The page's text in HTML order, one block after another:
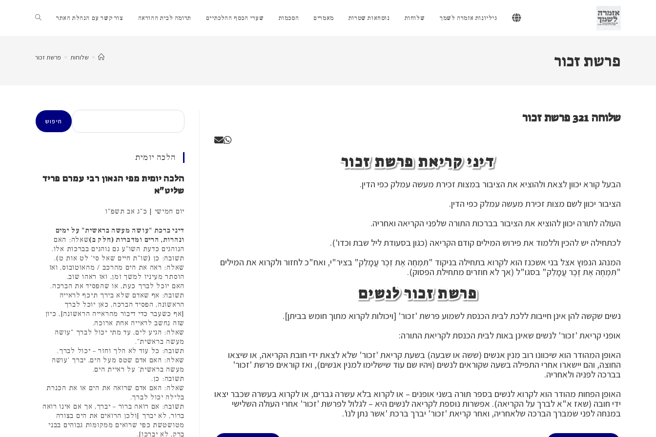
גיליונות אזמרה לשמך שלוחות נוסחאות שטרות מאמרים הסכמות שערי הכסף ההלכתיים תרומה לבית ההוראה צור קשר עם הנהלת האתר Toggle
website פרשת זכור > שלוחות > פרשת זכור
שלוחה 321 פרשת זכור
דיני קריאת פרשת זכור
הבעל קורא יכוון לצאת ולהוציא את הציבור במצות זכירת מעשה עמלק כפי הדין.
הציבור יכוון לשם מצות זכירת מעשה עמלק כפי הדין.
העולה לתורה יכוון להוציא את הציבור בברכות התורה שלפני הקריאה ואחריה.
לכתחילה יש להכין וללמוד את פירוש המילים קודם הקריאה (כגון בסעודת ליל שבת וכדו').
המנהג הנפוץ אצל בני אשכנז הוא לקרוא בתחילה בניקוד "תִּמְחֶה אֶת זֵכֶר עֲמָלֵק" בציר"י, ואח"כ לחזור ולקרוא את המילים
"תִּמְחֶה אֶת זֶכֶר עֲמָלֵק" בסגו"ל (אך לא חוזרים מתחילת הפסוק).
פרשת זכור לנשים
נשים שקשה להן אינן חייבות ללכת לבית הכנסת לשמוע פרשת 'זכור' [ויכולות לקרוא מתוך חומש בביתן].
אופני קריאת 'זכור' לנשים שאינן באות לבית הכנסת לקריאת התורה:
האופן המהודר הוא שיכוונו רוב מנין אנשים (ששה או שבעה) בשעת קריאת 'זכור' שלא לצאת ידי חובת הקריאה, או שיצאו
החוצה, והם יישארו אחרי התפילה בשעה שקוראים לנשים (ויהיו שם עוד שישלימו למנין אנשים), ואז קוראים פרשת 'זכור'
בברכה לפניה ולאחריה.
האופן הפחות מהודר הוא לקרוא לנשים בספר תורה בשני אופנים – או לקרוא בלא עשרה גברים, או לקרוא בעשרה שכבר יצאו
ידי חובה (שאז א"א לברך על הקריאה). אפשרות נוספת לקריאה לנשים היא – לגלול לפרשת 'זכור' אחרי העולה השלישי
במנחה לפני שמברך הברכה שלאחריה, ואחר קריאת 'זכור' יברך ברכת 'אשר נתן לנו'.
חיפוש
חיפוש
הלכה יומית
הלכה יומית מפי הגאון רבי עמרם פריד
שליט"א
יום חמישי | כ"ג אב תשפ"ו
דיני ברכת "עושה מעשה בראשית" על ימים
ונהרות, הרים ומדברות (חלק ב)שאלה: האם
הנוהגים כדעת השו"ע גם נוהגים בברכות אלו.
תשובה: כן (שו"ת חיים שאל סי' לט אות ט).
שאלה: ראה את הים מהרכב / מהאוטובוס, ואז
הוסתר מעיניו למשך זמן, ואז ראהו שוב.
האם יוכל לברך כעת, או שהפסיד את הברכה.
תשובה: אף שאדם שלא בירך תיכף לראייה
הראשונה, הפסיד הברכה, כאן יוכל לברך
[אף כשעבר כדי דיבור מהראייה הראשונה], כיון
שזה נחשב לראייה אחת ארוכה.
שאלה: הגיע לים, עד מתי יכול לברך "עושה
מעשה בראשית".
תשובה: כל עוד לא הלך וחזר – יכול לברך.
שאלה: האם אדם שטס מעל הים, יברך 'עושה
מעשה בראשית' על ראיית הים.
תשובה: כן.
שאלה: האם אדם שרואה את הים או את הכנרת
בלילה יכול לברך.
תשובה: אם רואה ברור – יברך, אך אם אינו רואה
ברור, לא יברך [ולכן הרואים את הים בצורה
מטושטשת כפי שרואים ממקומות גבוהים בבני
ברק, לא יברכו].